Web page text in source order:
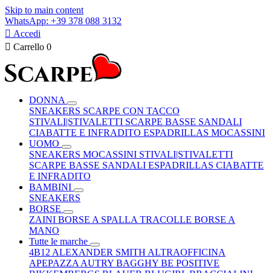
Skip to main content
WhatsApp: +39 378 088 3132
 Accedi
 Carrello 0
DONNA
SNEAKERS SCARPE CON TACCO
STIVALI|STIVALETTI SCARPE BASSE SANDALI
CIABATTE E INFRADITO ESPADRILLAS MOCASSINI
UOMO
SNEAKERS MOCASSINI STIVALI|STIVALETTI
SCARPE BASSE SANDALI ESPADRILLAS CIABATTE
E INFRADITO
BAMBINI
SNEAKERS
BORSE
ZAINI BORSE A SPALLA TRACOLLE BORSE A
MANO
Tutte le marche
4B12 ALEXANDER SMITH ALTRAOFFICINA
APEPAZZA AUTRY BAGGHY BE POSITIVE